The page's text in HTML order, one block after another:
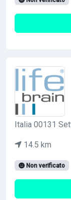
Italia 00131
14.5 km
Non verificato